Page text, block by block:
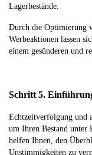
Lagerbestände.
Durch die Optimierung
Werbeaktionen lassen
einem gesünderen und
Schritt 5.
Echtzeitverfolgung und
um Ihren Bestand unter
helfen Ihnen, den
Unstimmigkeiten zu